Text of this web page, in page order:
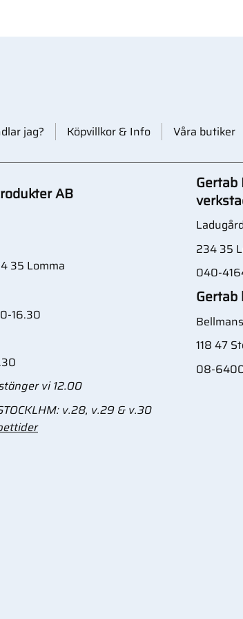
jag? Köpvillkor & Info Våra butiker
AB
35 Lomma
16.30
vi 12.00
v.28, v.29 & v.30
234 35
040-
118 47
08-